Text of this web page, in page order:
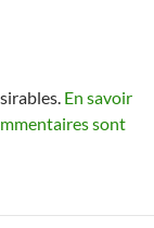
En savoir
sont